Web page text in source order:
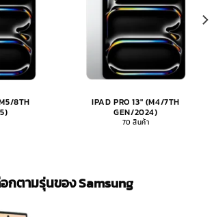
8TH
IPAD PRO 13" (M4/7TH
GEN/2024)
70 สินค้า
อกตามรุ่นของ Samsung